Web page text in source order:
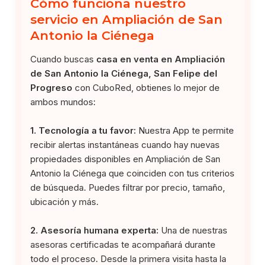
Cómo funciona nuestro
servicio en Ampliación de San
Antonio la Ciénega
Cuando buscas casa en venta en Ampliación
de San Antonio la Ciénega, San Felipe del
Progreso con CuboRed, obtienes lo mejor de
ambos mundos:
1. Tecnología a tu favor: Nuestra App te permite
recibir alertas instantáneas cuando hay nuevas
propiedades disponibles en Ampliación de San
Antonio la Ciénega que coinciden con tus criterios
de búsqueda. Puedes filtrar por precio, tamaño,
ubicación y más.
2. Asesoría humana experta: Una de nuestras
asesoras certificadas te acompañará durante
todo el proceso. Desde la primera visita hasta la